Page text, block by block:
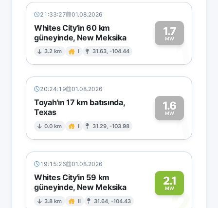
21:33:27 01.08.2026
Whites City'in 60 km
güneyinde, New Meksika
3.2 km I 31.63, -104.44
1.7
MW1
20:24:19 01.08.2026
Toyah'ın 17 km batısında,
Texas
0.0 km I 31.29, -103.98
1.6
MW1
19:15:26 01.08.2026
Whites City'in 59 km
güneyinde, New Meksika
3.8 km II 31.64, -104.43
2.1
MW